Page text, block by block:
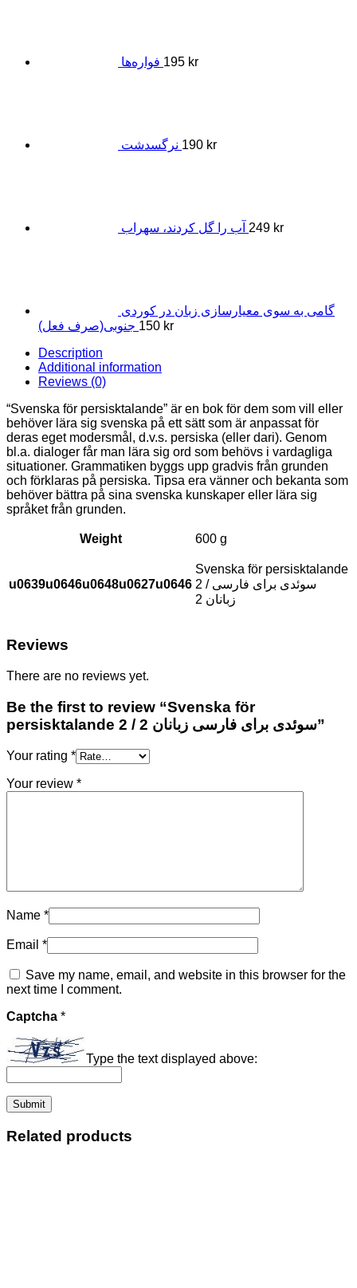
فوارەها 195 kr
نرگسدشت 190 kr
آب را گل کردند، سهراب 249 kr
گامی به سوی معیارسازی زبان در کوردی
جنوبی(صرف فعل) 150 kr
Description
Additional information
Reviews (0)
“Svenska för persisktalande” är en bok för dem som vill eller
behöver lära sig svenska på ett sätt som är anpassat för
deras eget modersmål, d.v.s. persiska (eller dari). Genom
bl.a. dialoger får man lära sig ord som behövs i vardagliga
situationer. Grammatiken byggs upp gradvis från grunden
och förklaras på persiska. Tipsa era vänner och bekanta som
behöver bättra på sina svenska kunskaper eller lära sig
språket från grunden.
Weight 600 g
u0639u0646u0648u0627u0646
Svenska för persisktalande
2 / سوئدی برای فارسی
زبانان 2
Reviews
There are no reviews yet.
Be the first to review “Svenska för
persisktalande 2 / سوئدی برای فارسی زبانان 2”
Your rating *
Your review *
Name *
Email *
Save my name, email, and website in this browser for the
next time I comment.
Captcha *
Type the text displayed above:
Related products